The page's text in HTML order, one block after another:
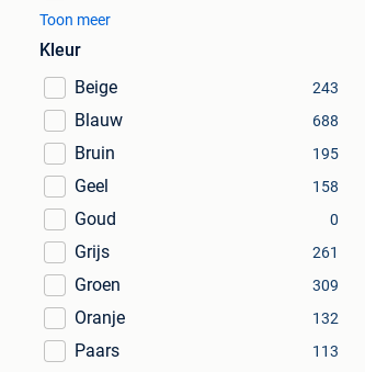
Toon meer
Kleur
Beige
243
Blauw 688
Bruin 195
Geel 158
Goud 0
Grijs 261
Groen 309
Oranje 132
Paars 113